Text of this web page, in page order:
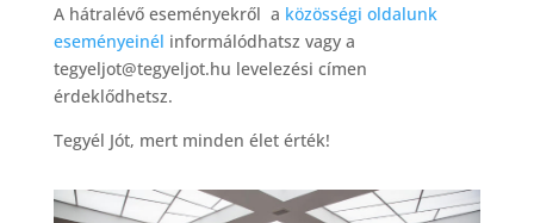
A hátralévő eseményekről a közösségi oldalunk
eseményeinél informálódhatsz vagy a
tegyeljot@tegyeljot.hu levelezési címen
érdeklődhetsz.
Tegyél Jót, mert minden élet érték!